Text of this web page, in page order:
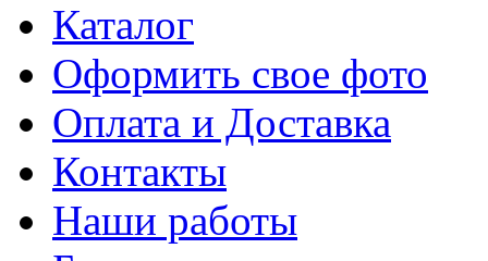
Каталог
Оформить свое фото
Оплата и Доставка
Контакты
Наши работы